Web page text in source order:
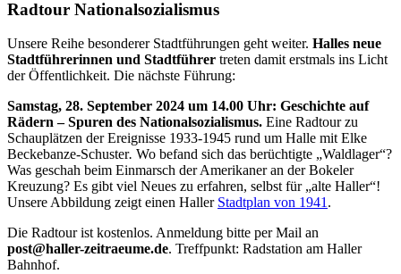
Radtour Nationalsozialismus
Unsere Reihe besonderer Stadtführungen geht weiter. Halles neue
Stadtführerinnen und Stadtführer treten damit erstmals ins Licht
der Öffentlichkeit. Die nächste Führung:
Samstag, 28. September 2024 um 14.00 Uhr: Geschichte auf
Rädern – Spuren des Nationalsozialismus. Eine Radtour zu
Schauplätzen der Ereignisse 1933-1945 rund um Halle mit Elke
Beckebanze-Schuster. Wo befand sich das berüchtigte „Waldlager“?
Was geschah beim Einmarsch der Amerikaner an der Bokeler
Kreuzung? Es gibt viel Neues zu erfahren, selbst für „alte Haller“!
Unsere Abbildung zeigt einen Haller Stadtplan von 1941 .
Die Radtour ist kostenlos. Anmeldung bitte per Mail an
post@haller-zeitraeume.de. Treffpunkt: Radstation am Haller
Bahnhof.